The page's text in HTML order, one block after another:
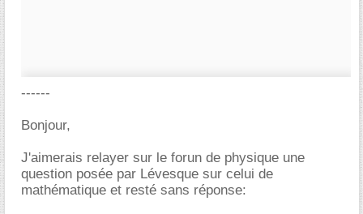
------
Bonjour,
J'aimerais relayer sur le forun de physique une
question posée par Lévesque sur celui de
mathématique et resté sans réponse: